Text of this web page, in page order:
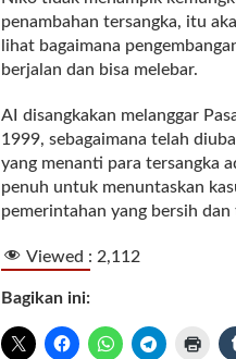
penambahan tersangka, itu
lihat bagaimana
berjalan dan bisa melebar.
AI disangkakan melanggar
1999, sebagaimana telah
yang menanti para tersangka
penuh untuk menuntaskan
pemerintahan yang bersih dan
Viewed : 2,112
Bagikan ini: